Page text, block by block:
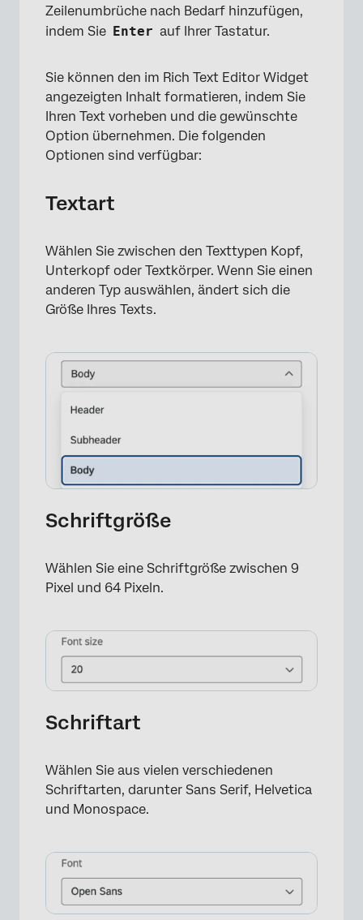
Zeilenumbrüche nach Bedarf hinzufügen,
indem Sie Enter auf Ihrer Tastatur.
Sie können den im Rich Text Editor Widget
angezeigten Inhalt formatieren, indem Sie
Ihren Text vorheben und die gewünschte
Option übernehmen. Die folgenden
Optionen sind verfügbar:
Textart
Wählen Sie zwischen den Texttypen Kopf,
Unterkopf oder Textkörper. Wenn Sie einen
anderen Typ auswählen, ändert sich die
Größe Ihres Texts.
Schriftgröße
Wählen Sie eine Schriftgröße zwischen 9
Pixel und 64 Pixeln.
Schriftart
Wählen Sie aus vielen verschiedenen
Schriftarten, darunter Sans Serif, Helvetica
und Monospace.